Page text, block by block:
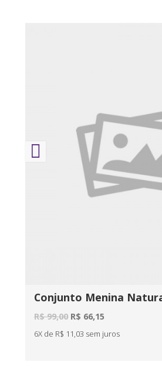
Conjunto Menina
R$ 99,00 R$ 66,15
6X de R$ 11,03 sem juros